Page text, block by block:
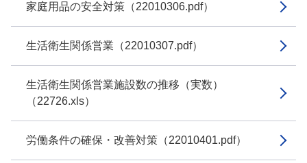
家庭用品の安全対策（22010306.pdf）
生活衛生関係営業（22010307.pdf）
生活衛生関係営業施設数の推移（実数）
（22726.xls）
労働条件の確保・改善対策（22010401.pdf）